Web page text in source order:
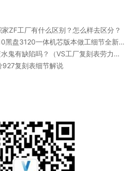
ZF工厂有什么区别？怎么样去区分？
盘3120一体机芯版本做工细节全新全面评测
？（VS工厂复刻表劳力士水鬼m126619lb-003评测）
927复刻表细节解说